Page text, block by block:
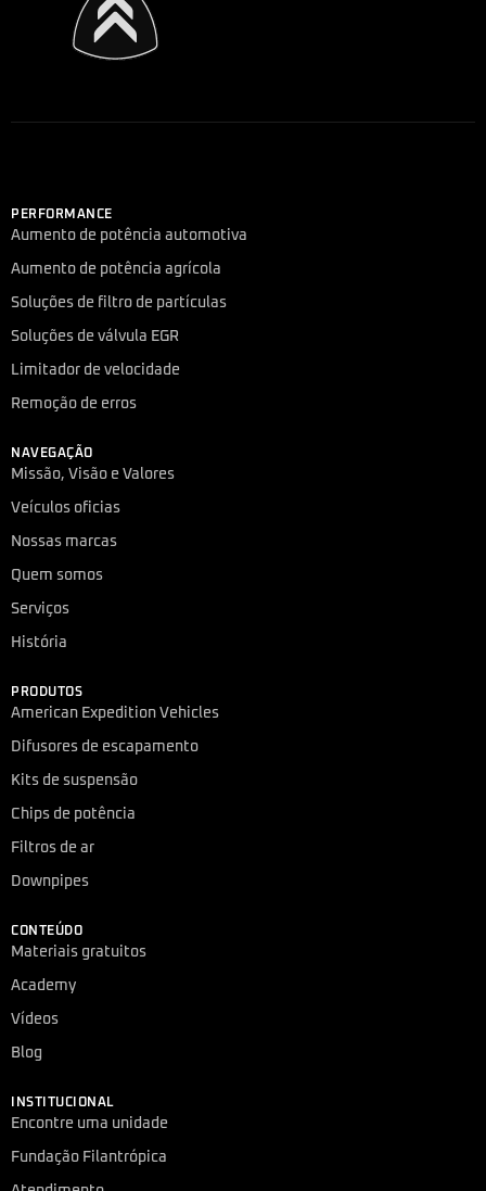
PERFORMANCE
Aumento de potência automotiva
Aumento de potência agrícola
Soluções de filtro de partículas
Soluções de válvula EGR
Limitador de velocidade
Remoção de erros
NAVEGAÇÃO
Missão, Visão e Valores
Veículos oficias
Nossas marcas
Quem somos
Serviços
História
PRODUTOS
American Expedition Vehicles
Difusores de escapamento
Kits de suspensão
Chips de potência
Filtros de ar
Downpipes
CONTEÚDO
Materiais gratuitos
Academy
Vídeos
Blog
INSTITUCIONAL
Encontre uma unidade
Fundação Filantrópica